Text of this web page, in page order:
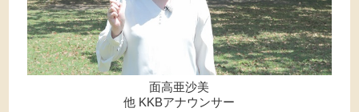
面高亜沙美
他 KKBアナウンサー